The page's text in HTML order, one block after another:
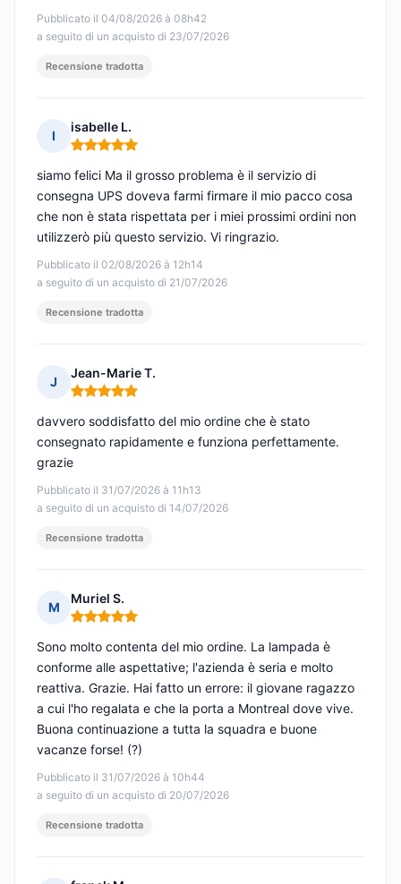
Pubblicato il 04/08/2026 à 08h42
a seguito di un acquisto di 23/07/2026
Recensione tradotta
I
isabelle L.
Nota: 5 su 5
Pubblicato il 02/08/2026 à 12h14
a seguito di un acquisto di 21/07/2026
siamo felici Ma il grosso problema è il servizio di
consegna UPS doveva farmi firmare il mio pacco cosa
che non è stata rispettata per i miei prossimi ordini non
utilizzerò più questo servizio. Vi ringrazio.
Recensione tradotta
J
Jean-Marie T.
Nota: 5 su 5
Pubblicato il 31/07/2026 à 11h13
a seguito di un acquisto di 14/07/2026
davvero soddisfatto del mio ordine che è stato
consegnato rapidamente e funziona perfettamente.
grazie
Recensione tradotta
M
Muriel S.
Nota: 5 su 5
Pubblicato il 31/07/2026 à 10h44
a seguito di un acquisto di 20/07/2026
Sono molto contenta del mio ordine. La lampada è
conforme alle aspettative; l'azienda è seria e molto
reattiva. Grazie. Hai fatto un errore: il giovane ragazzo
a cui l'ho regalata e che la porta a Montreal dove vive.
Buona continuazione a tutta la squadra e buone
vacanze forse! (?)
Recensione tradotta